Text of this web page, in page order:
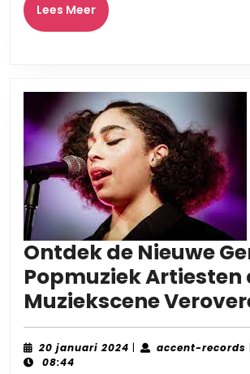
Lees MeerLees
Meer
Ontdek de Nieuwe
Popmuziek Artiesten
Muziekscene
20 januari 2024 20
| accent-records
08:44